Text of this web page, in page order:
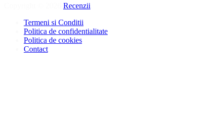
Recenzii
Termeni si Conditii
Politica de confidentialitate
Politica de cookies
Contact